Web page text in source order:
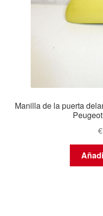
Manilla de la puerta
€